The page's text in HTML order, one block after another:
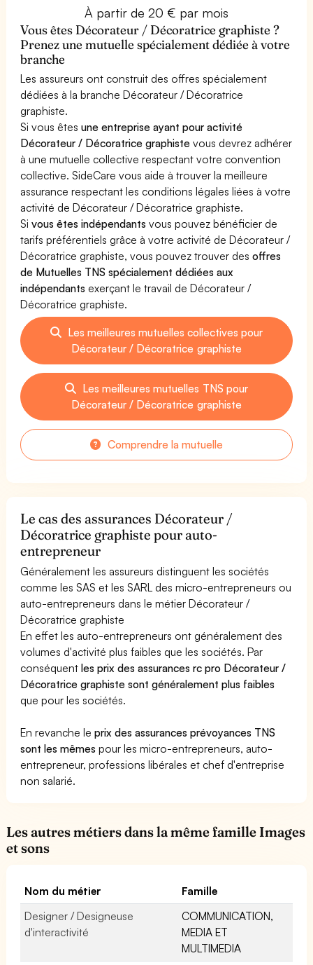
À partir de 20 € par mois
Vous êtes Décorateur / Décoratrice graphiste ?
Prenez une mutuelle spécialement dédiée à votre
branche
Les assureurs ont construit des offres spécialement
dédiées à la branche Décorateur / Décoratrice
graphiste.
Si vous êtesune entreprise ayant pour activité
Décorateur / Décoratrice graphiste vous devrez adhérer
à une mutuelle collective respectant votre convention
collective. SideCare vous aide à trouver la meilleure
assurance respectant les conditions légales liées à votre
activité de Décorateur / Décoratrice graphiste.
Sivous êtes indépendants vous pouvez bénéficier de
tarifs préférentiels grâce à votre activité de Décorateur /
Décoratrice graphiste, vous pouvez trouver desoffres
de Mutuelles TNS spécialement dédiées aux
indépendants exerçant le travail de Décorateur /
Décoratrice graphiste.
Les meilleures mutuelles collectives pour
Décorateur / Décoratrice graphiste
Les meilleures mutuelles TNS pour
Décorateur / Décoratrice graphiste
Comprendre la mutuelle
Le cas des assurances Décorateur /
Décoratrice graphiste pour auto-
entrepreneur
Généralement les assureurs distinguent les sociétés
comme les SAS et les SARL des micro-entrepreneurs ou
auto-entrepreneurs dans le métier Décorateur /
Décoratrice graphiste
En effet les auto-entrepreneurs ont généralement des
volumes d'activité plus faibles que les sociétés. Par
conséquentles prix des assurances rc pro Décorateur /
Décoratrice graphiste sont généralement plus faibles
que pour les sociétés.
En revanche leprix des assurances prévoyances TNS
sont les mêmes pour les micro-entrepreneurs, auto-
entrepreneur, professions libérales et chef d'entreprise
non salarié.
Les autres métiers dans la même famille Images
et sons
Nom du métier
Famille
Designer / Designeuse
d'interactivité
COMMUNICATION,
MEDIA ET
MULTIMEDIA